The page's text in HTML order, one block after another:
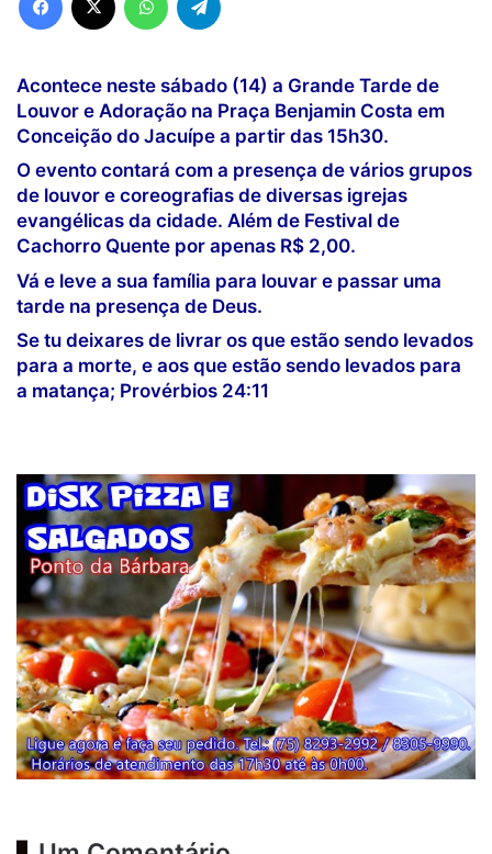
Acontece neste sábado (14) a Grande Tarde de
Louvor e Adoração na Praça Benjamin Costa em
Conceição do Jacuípe a partir das 15h30.
O evento contará com a presença de vários grupos
de louvor e coreografias de diversas igrejas
evangélicas da cidade. Além de Festival de
Cachorro Quente por apenas R$ 2,00.
Vá e leve a sua família para louvar e passar uma
tarde na presença de Deus.
Se tu deixares de livrar os que estão sendo levados
para a morte, e aos que estão sendo levados para
a matança; Provérbios 24:11